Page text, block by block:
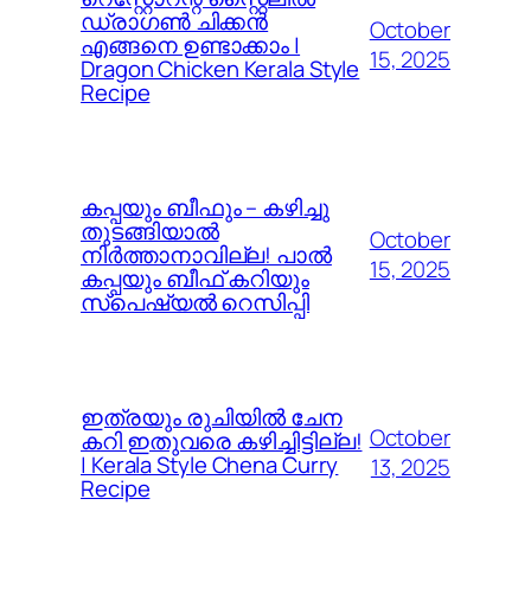
ഡ്രാഗൺ ചിക്കൻ
എങ്ങനെ ഉണ്ടാക്കാം |
Dragon Chicken Kerala Style
Recipe
October
15, 2025
കപ്പയും ബീഫും – കഴിച്ചു
തുടങ്ങിയാൽ
നിർത്താനാവില്ല! പാൽ
കപ്പയും ബീഫ് കറിയും
സ്പെഷ്യൽ റെസിപ്പി
October
15, 2025
ഇത്രയും രുചിയിൽ ചേന
കറി ഇതുവരെ കഴിച്ചിട്ടില്ല!
| Kerala Style Chena Curry
Recipe
October
13, 2025